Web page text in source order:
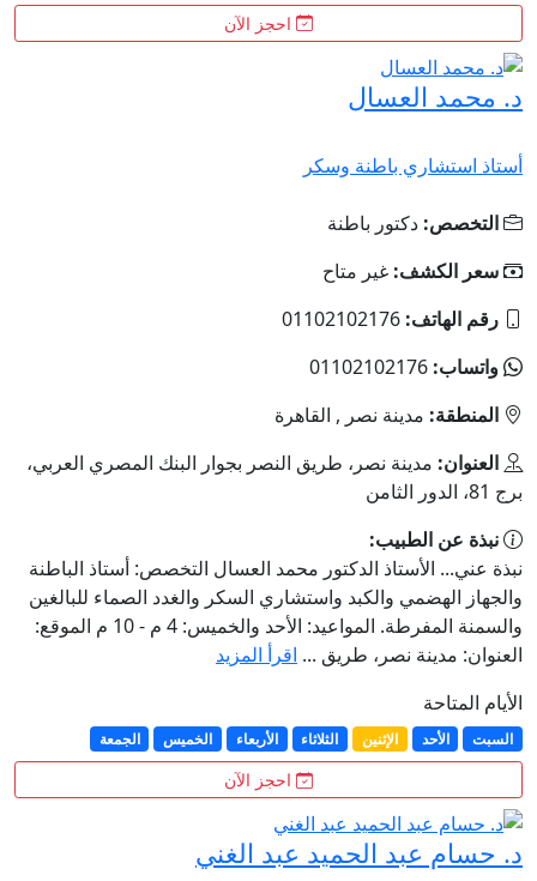
احجز الآن
د. محمد العسال
أستاذ استشاري باطنة وسكر
التخصص: دكتور باطنة
سعر الكشف: غير متاح
رقم الهاتف: 01102102176
واتساب: 01102102176
المنطقة: مدينة نصر , القاهرة
العنوان: مدينة نصر، طريق النصر بجوار البنك المصري العربي،
برج 81، الدور الثامن
نبذة عن الطبيب:
نبذة عني... الأستاذ الدكتور محمد العسال التخصص: أستاذ الباطنة
والجهاز الهضمي والكبد واستشاري السكر والغدد الصماء للبالغين
والسمنة المفرطة. المواعيد: الأحد والخميس: 4 م - 10 م الموقع:
العنوان: مدينة نصر، طريق ... اقرأ المزيد
الأيام المتاحة
السبت الأحد الإثنين الثلاثاء الأربعاء الخميس الجمعة
احجز الآن
د. حسام عبد الحميد عبد الغني